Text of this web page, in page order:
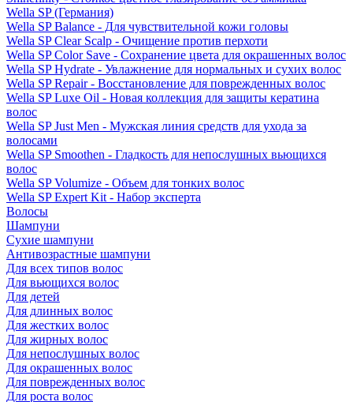
Wella SP (Германия)
Wella SP Balance - Для чувствительной кожи головы
Wella SP Clear Scalp - Очищение против перхоти
Wella SP Color Save - Сохранение цвета для окрашенных волос
Wella SP Hydrate - Увлажнение для нормальных и сухих волос
Wella SP Repair - Восстановление для поврежденных волос
Wella SP Luxe Oil - Новая коллекция для защиты кератина
волос
Wella SP Just Men - Мужская линия средств для ухода за
волосами
Wella SP Smoothen - Гладкость для непослушных вьющихся
волос
Wella SP Volumize - Объем для тонких волос
Wella SP Expert Kit - Набор эксперта
Волосы
Шампуни
Сухие шампуни
Антивозрастные шампуни
Для всех типов волос
Для вьющихся волос
Для детей
Для длинных волос
Для жестких волос
Для жирных волос
Для непослушных волос
Для окрашенных волос
Для поврежденных волос
Для роста волос